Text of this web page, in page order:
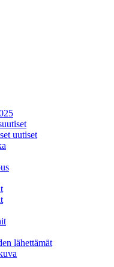
uutiset
lähettämät